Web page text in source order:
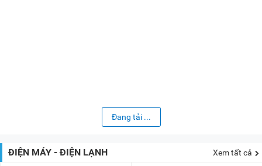
Đang tải ...
ĐIỆN MÁY - ĐIỆN LẠNH Xem tất cả